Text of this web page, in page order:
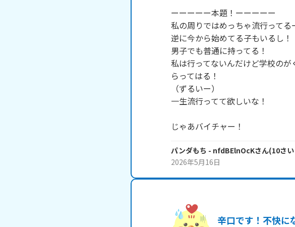
ーーーーー本題！ーーーーー
私の周りではめっちゃ流行ってる
逆に今から始めてる子もいるし！
男子でも普通に持ってる！
私は行ってないんだけど学校の
らってはる！
（ずるいー）
一生流行ってて欲しいな！
じゃあバイチャー！
パンダもち - nfdBElnOcKさん(10さい
2026年5月16日
辛口です！不快に